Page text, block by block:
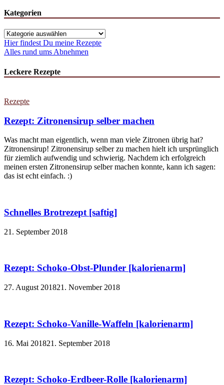
Kategorien
Hier findest Du meine Rezepte
Alles rund ums Abnehmen
Leckere Rezepte
Rezepte
Rezept: Zitronensirup selber machen
Was macht man eigentlich, wenn man viele Zitronen übrig hat?
Zitronensirup! Zitronensirup selber zu machen hielt ich ursprünglich
für ziemlich aufwendig und schwierig. Nachdem ich erfolgreich
meinen ersten Zitronensirup selber machen konnte, kann ich sagen:
das ist echt einfach. :)
Schnelles Brotrezept [saftig]
21. September 2018
Rezept: Schoko-Obst-Plunder [kalorienarm]
27. August 201821. November 2018
Rezept: Schoko-Vanille-Waffeln [kalorienarm]
16. Mai 201821. September 2018
Rezept: Schoko-Erdbeer-Rolle [kalorienarm]